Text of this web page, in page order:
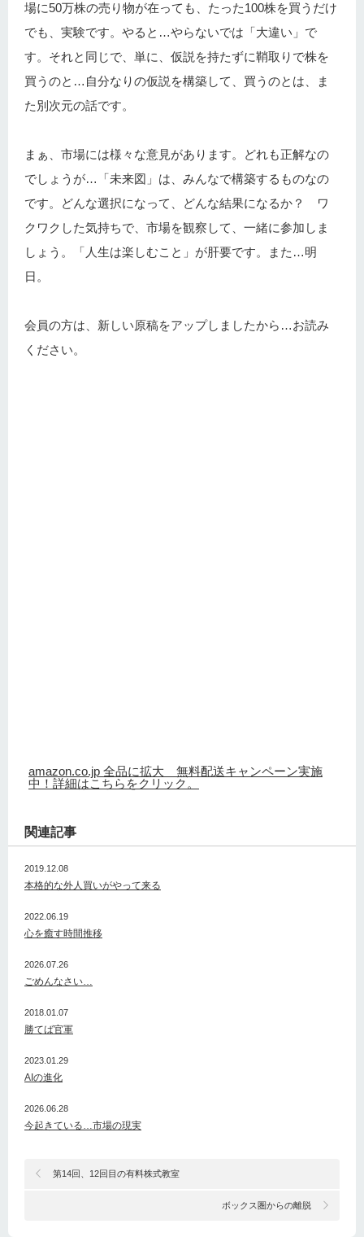
場に50万株の売り物が在っても、たった100株を買うだけ
でも、実験です。やると…やらないでは「大違い」で
す。それと同じで、単に、仮説を持たずに鞘取りで株を
買うのと…自分なりの仮説を構築して、買うのとは、ま
た別次元の話です。
まぁ、市場には様々な意見があります。どれも正解なの
でしょうが…「未来図」は、みんなで構築するものなの
です。どんな選択になって、どんな結果になるか？ ワ
クワクした気持ちで、市場を観察して、一緒に参加しま
しょう。「人生は楽しむこと」が肝要です。また…明
日。
会員の方は、新しい原稿をアップしましたから…お読み
ください。
amazon.co.jp 全品に拡大 無料配送キャンペーン実施
中！詳細はこちらをクリック。
関連記事
2019.12.08
本格的な外人買いがやって来る
2022.06.19
心を癒す時間推移
2026.07.26
ごめんなさい…
2018.01.07
勝てば官軍
2023.01.29
AIの進化
2026.06.28
今起きている…市場の現実
第14回、12回目の有料株式教室
ボックス圏からの離脱